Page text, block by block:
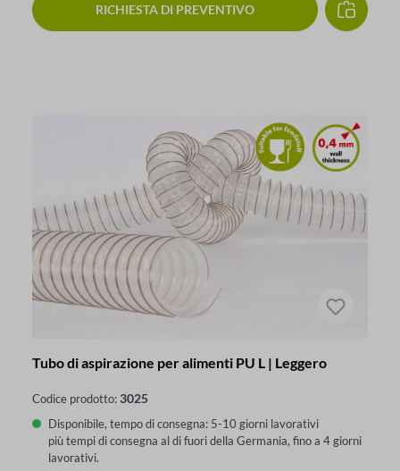
RICHIESTA DI PREVENTIVO
Tubo di aspirazione per alimenti PU L | Leggero
Codice prodotto:3025
Disponibile, tempo di consegna: 5-10 giorni lavorativi
più tempi di consegna al di fuori della Germania, fino a 4 giorni
lavorativi.